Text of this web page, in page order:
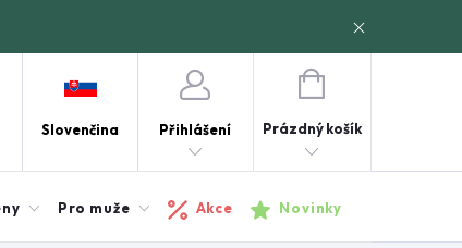
Slovenčina Přihlášení
NÁKUPNÍ
Prázdný košík
Pro muže Akce Novinky